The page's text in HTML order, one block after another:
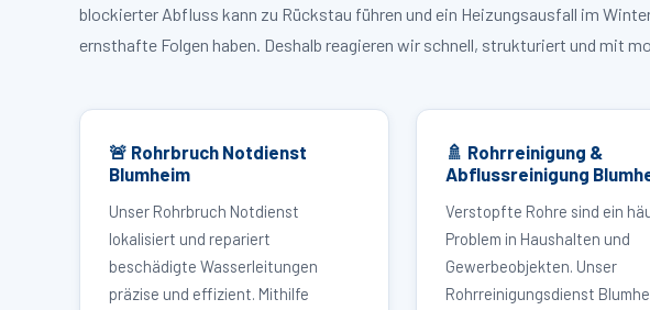
blockierter Abfluss kann zu Rückstau führen und ein Heizungsausfall im
ernsthafte Folgen haben. Deshalb reagieren wir schnell, strukturiert und mit
🚨 Rohrbruch Notdienst
Blumheim
Unser Rohrbruch Notdienst
lokalisiert und repariert
beschädigte Wasserleitungen
präzise und effizient. Mithilfe
🚿 Rohrreinigung &
Abflussreinigung
Verstopfte Rohre sind ein
Problem in Haushalten und
Gewerbeobjekten. Unser
Rohrreinigungsdienst